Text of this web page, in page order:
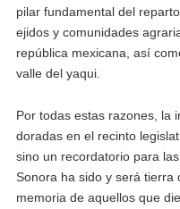
pilar fundamental del
ejidos y comunidades
república mexicana, así
valle del yaqui.
Por todas estas razones, la
doradas en el recinto
sino un recordatorio para
Sonora ha sido y será tierra
memoria de aquellos que